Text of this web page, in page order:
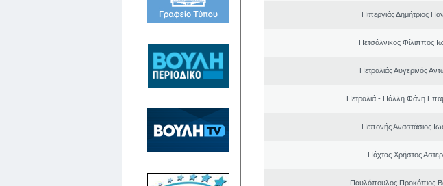
Πιπεργιάς Δημήτριος
Πετσάλνικος Φίλιππος
Πετραλιάς Αυγερινός
Πετραλιά - Πάλλη Φάνη
Πεπονής Αναστάσιος
Πάχτας Χρήστος
Παυλόπουλος Προκόπιος